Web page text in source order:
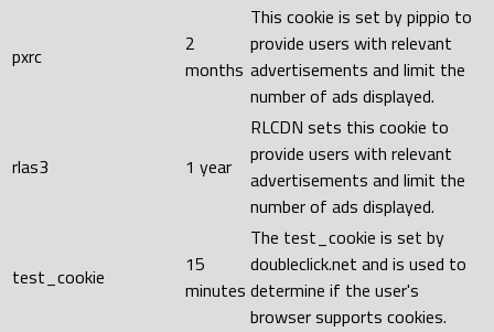
pxrc
2
months
This cookie is set by pippio to
provide users with relevant
advertisements and limit the
number of ads displayed.
rlas3 1 year
RLCDN sets this cookie to
provide users with relevant
advertisements and limit the
number of ads displayed.
test_cookie
15
minutes
The test_cookie is set by
doubleclick.net and is used to
determine if the user's
browser supports cookies.